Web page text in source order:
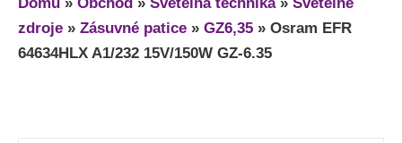
zdroje » Zásuvné patice » GZ6,35 » Osram EFR
64634HLX A1/232 15V/150W GZ-6.35